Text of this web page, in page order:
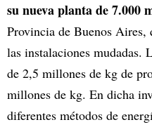
su nueva planta de 7.000
Provincia de Buenos Aires,
las instalaciones mudadas.
de 2,5 millones de kg de
millones de kg. En dicha
diferentes métodos de